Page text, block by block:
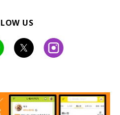
苦手な人や動物アレルギーの人も
主さん同士で集まって、マナーの
。ふだんの生活と同じように、他
ょう。
US